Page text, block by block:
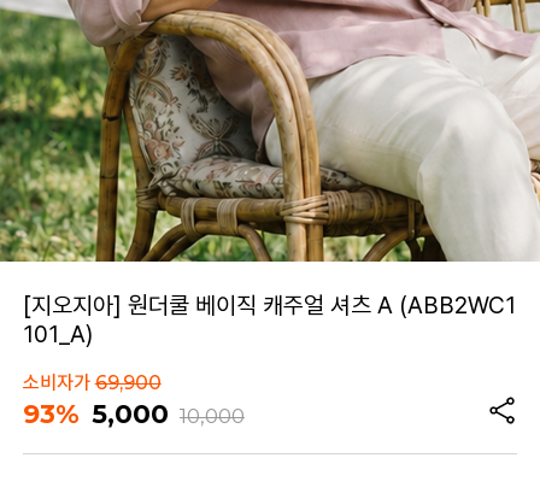
[지오지아] 원더쿨 베이직 캐주얼 셔츠 A (ABB2WC1
101_A)
소비자가69,900
93% 5,000 10,000